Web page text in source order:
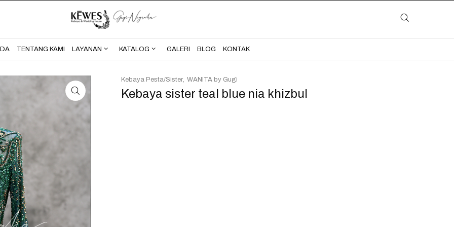
BERANDA KONTAK
TENTANG KAMI LAYANAN KATALOG GALERI BLOG KONTAK
Kebaya sister teal blue nia khizbul
Kebaya Pesta/Sister WANITA by Gugi